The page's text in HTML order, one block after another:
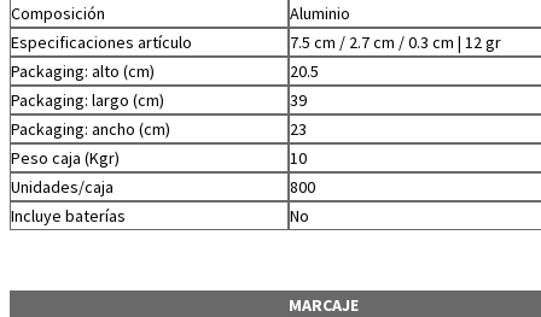
Composición
Aluminio
Especificaciones artículo
7.5 cm / 2.7 cm / 0.3 cm | 12 gr
Packaging: alto (cm)
20.5
Packaging: largo (cm)
39
Packaging: ancho (cm)
23
Peso caja (Kgr)
10
Unidades/caja
800
Incluye baterías
No
MARCAJE